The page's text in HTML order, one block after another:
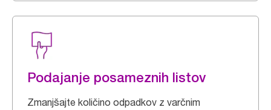
Podajanje posameznih listov
Zmanjšajte količino odpadkov z varčnim